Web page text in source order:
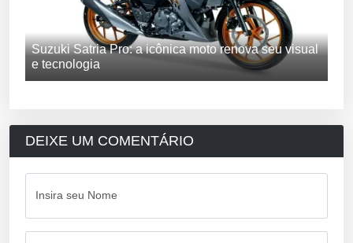
Suzuki Satria Pro: a icônica moto renova seu visual
e tecnologia
DEIXE UM COMENTÁRIO
Insira seu Nome